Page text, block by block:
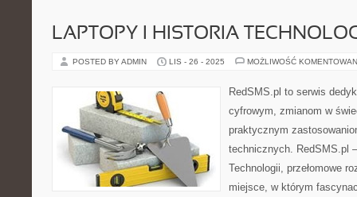
LAPTOPY I HISTORIA
POSTED BY ADMIN LIS - 26 - 2025 MOŻLIWOŚĆ
RedSMS.pl to serwis
cyfrowym, zmianom w
praktycznym
technicznych. RedSMS.pl
Technologii, przełomowe
miejsce, w którym